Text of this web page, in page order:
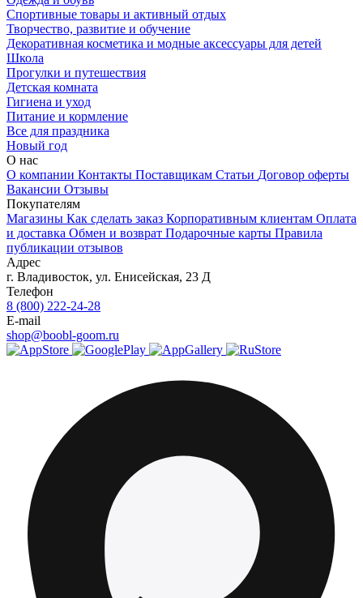
Спортивные товары и активный отдых
Творчество, развитие и обучение
Декоративная косметика и модные аксессуары для детей
Школа
Прогулки и путешествия
Детская комната
Гигиена и уход
Питание и кормление
Все для праздника
Новый год
О нас
О компании Контакты Поставщикам Статьи Договор оферты
Вакансии Отзывы
Покупателям
Магазины Как сделать заказ Корпоративным клиентам Оплата
и доставка Обмен и возврат Подарочные карты Правила
публикации отзывов
Адрес
г. Владивосток, ул. Енисейская, 23 Д
Телефон
8 (800) 222-24-28
E-mail
shop@boobl-goom.ru